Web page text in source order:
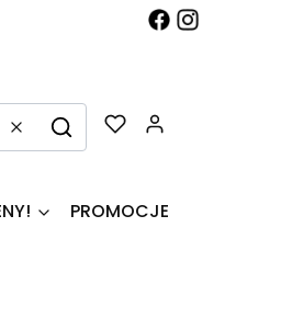
WyczyśćSzukaj
PROMOCJE